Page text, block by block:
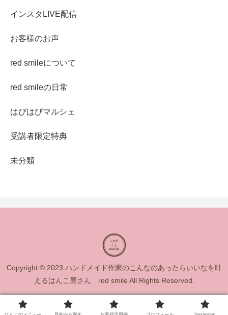
インスタLIVE配信
お客様のお声
red smileについて
red smileの日常
はぴはぴマルシェ
受講者限定特典
未分類
Copyright © 2023 ハンドメイド作家のこんなのあったらいいなを叶
えるはんこ屋さん red smile All Rights Reserved.